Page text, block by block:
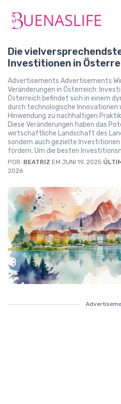
Die
Investitionen in
Advertisements Advertisements
Veränderungen in Österreich:
Österreich befindet sich in einem
durch technologische Innovationen
Hinwendung zu nachhaltigen
Diese Veränderungen haben das
wirtschaftliche Landschaft des
sondern auch gezielte
fördern. Um die besten
POR: BEATRIZ EM JUNI 19, 2025
2026